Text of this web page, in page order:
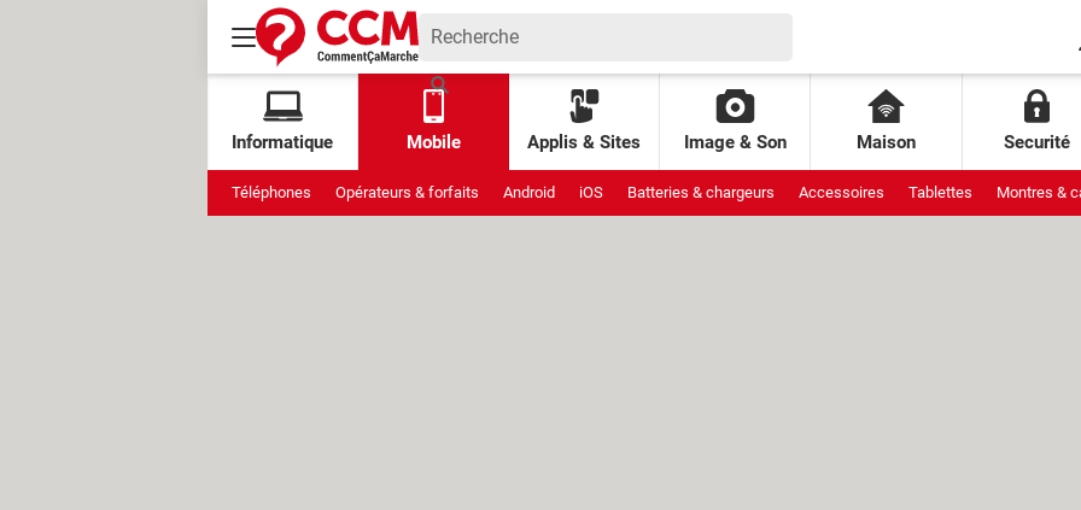
Informatique Mobile Applis & Sites Image & Son Maison Securité
Téléphones Opérateurs & forfaits Android iOS Batteries & chargeurs Accessoires Tablettes Montres &